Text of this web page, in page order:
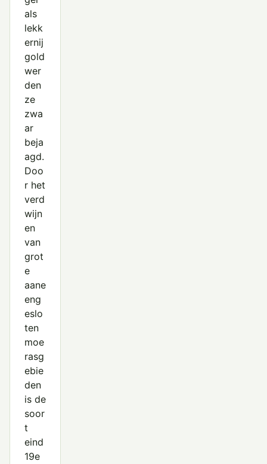
als
lekk
ernij
gold
wer
den
ze
zwa
ar
beja
agd.
Doo
r het
verd
wijn
en
van
grot
e
aane
eng
eslo
ten
moe
rasg
ebie
den
is de
soor
t
eind
19e